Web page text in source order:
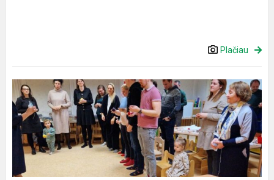
Plačiau
Advento
vakaronė
,,Uždekime
gerumo,
meilės
vilties